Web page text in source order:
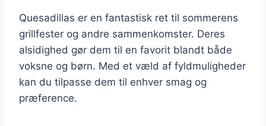
Quesadillas er en fantastisk ret til sommerens
grillfester og andre sammenkomster. Deres
alsidighed gør dem til en favorit blandt både
voksne og børn. Med et væld af fyldmuligheder
kan du tilpasse dem til enhver smag og
præference.